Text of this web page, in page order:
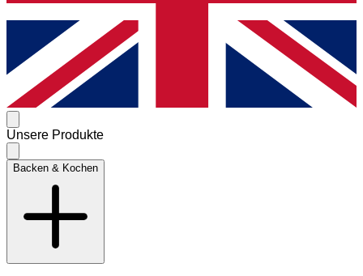
Unsere Produkte
Backen & Kochen